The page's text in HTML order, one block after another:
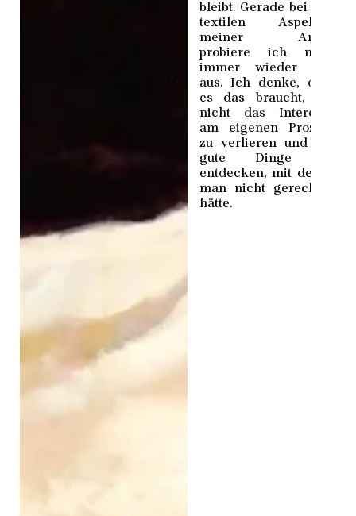
bleibt. Gerade bei den
textilen Aspekten
meiner Arbeit
probiere ich mich
immer wieder neu
aus. Ich denke, dass
es das braucht, um
nicht das Interesse
am eigenen Prozess
zu verlieren und um
gute Dinge zu
entdecken, mit denen
man nicht gerechnet
hätte.